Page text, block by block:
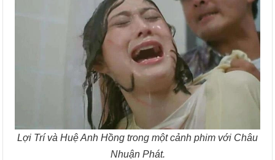
Lợi Trí và Huệ Anh Hồng trong một cảnh phim với Châu
Nhuận Phát.